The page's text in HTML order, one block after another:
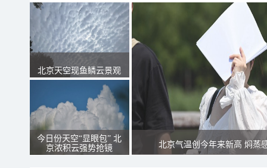
北京天空现鱼鳞云景观
今日份天空“显眼包” 北
京浓积云强势抢镜
北京气温创今年来新高 焖蒸